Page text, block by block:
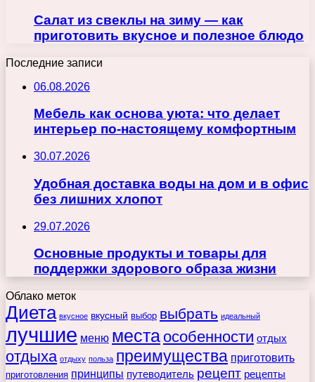
Салат из свеклы на зиму — как
приготовить вкусное и полезное блюдо
Последние записи
06.08.2026
Мебель как основа уюта: что делает
интерьер по-настоящему комфортным
30.07.2026
Удобная доставка воды на дом и в офис
без лишних хлопот
29.07.2026
Основные продукты и товары для
поддержки здорового образа жизни
Облако меток
Диета вкусное вкусный выбор выбрать идеальный
лучшие меню места особенности отдых
отдыха отдыху польза преимущества приготовить
приготовления принципы путеводитель рецепт рецепты